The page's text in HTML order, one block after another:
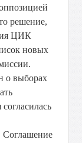
решение,
ЦИК
новых
о выборах
Соглашение